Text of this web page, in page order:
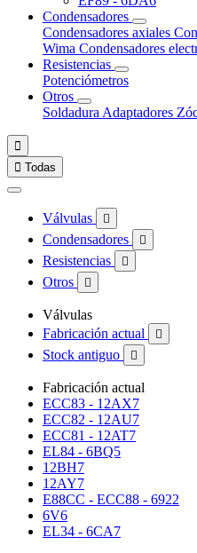
Condensadores
Condensadores axiales
Wima Condensadores
Resistencias
Potenciómetros
Otros
Soldadura Adaptadores

 Todas
Válvulas 
Condensadores 
Resistencias 
Otros 
Válvulas
Fabricación actual

Stock antiguo 
Fabricación actual
ECC83 - 12AX7
ECC82 - 12AU7
ECC81 - 12AT7
EL84 - 6BQ5
12BH7
12AY7
E88CC - ECC88 - 6922
6V6
EL34 - 6CA7